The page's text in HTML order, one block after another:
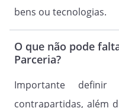
bens ou tecnologias.
O que não pode
Parceria?
Importante definir
contrapartidas, além